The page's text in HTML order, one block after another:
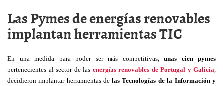
Las Pymes de energías renovables
implantan herramientas TIC
En una medida para poder ser más competitivas, unas cien pymes
pertenecientes al sector de las energías renovables de Portugal y Galicia,
decidieron implantar herramientas de las Tecnologías de la Información y